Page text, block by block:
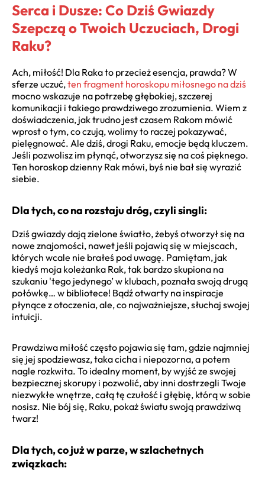
Serca i Dusze: Co Dziś Gwiazdy
Szepczą o Twoich Uczuciach, Drogi
Raku?
Ach, miłość! Dla Raka to przecież esencja, prawda? W
sferze uczuć,ten fragment horoskopu miłosnego na dziś
mocno wskazuje na potrzebę głębokiej, szczerej
komunikacji i takiego prawdziwego zrozumienia. Wiem z
doświadczenia, jak trudno jest czasem Rakom mówić
wprost o tym, co czują, wolimy to raczej pokazywać,
pielęgnować. Ale dziś, drogi Raku, emocje będą kluczem.
Jeśli pozwolisz im płynąć, otworzysz się na coś pięknego.
Ten horoskop dzienny Rak mówi, byś nie bał się wyrazić
siebie.
Dla tych, co na rozstaju dróg, czyli singli:
Dziś gwiazdy dają zielone światło, żebyś otworzył się na
nowe znajomości, nawet jeśli pojawią się w miejscach,
których wcale nie brałeś pod uwagę. Pamiętam, jak
kiedyś moja koleżanka Rak, tak bardzo skupiona na
szukaniu 'tego jedynego’ w klubach, poznała swoją drugą
połówkę… w bibliotece! Bądź otwarty na inspiracje
płynące z otoczenia, ale, co najważniejsze, słuchaj swojej
intuicji.
Prawdziwa miłość często pojawia się tam, gdzie najmniej
się jej spodziewasz, taka cicha i niepozorna, a potem
nagle rozkwita. To idealny moment, by wyjść ze swojej
bezpiecznej skorupy i pozwolić, aby inni dostrzegli Twoje
niezwykłe wnętrze, całą tę czułość i głębię, którą w sobie
nosisz. Nie bój się, Raku, pokaż światu swoją prawdziwą
twarz!
Dla tych, co już w parze, w szlachetnych
związkach: